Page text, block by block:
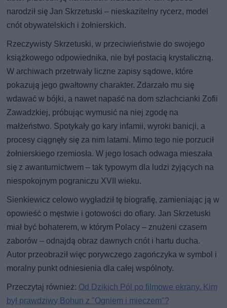
narodził się Jan Skrzetuski – nieskazitelny rycerz, model
cnót obywatelskich i żołnierskich.
Rzeczywisty Skrzetuski, w przeciwieństwie do swojego
książkowego odpowiednika, nie był postacią krystaliczną.
W archiwach przetrwały liczne zapisy sądowe, które
pokazują jego gwałtowny charakter. Zdarzało mu się
wdawać w bójki, a nawet napaść na dom szlachcianki Zofii
Zawadzkiej, próbując wymusić na niej zgodę na
małżeństwo. Spotykały go kary infamii, wyroki banicji, a
procesy ciągnęły się za nim latami. Mimo tego nie porzucił
żołnierskiego rzemiosła. W jego losach odwaga mieszała
się z awanturnictwem – tak typowym dla ludzi żyjących na
niespokojnym pograniczu XVII wieku.
Sienkiewicz celowo wygładził tę biografię, zamieniając ją w
opowieść o męstwie i gotowości do ofiary. Jan Skrzetuski
miał być bohaterem, w którym Polacy – znużeni czasem
zaborów – odnajdą obraz dawnych cnót i hartu ducha.
Autor przeobraził więc porywczego zagończyka w symbol i
moralny punkt odniesienia dla całej wspólnoty.
Przeczytaj również: Od Dzikich Pól po filmowe ekrany. Kim
był prawdziwy Bohun z "Ogniem i mieczem"?